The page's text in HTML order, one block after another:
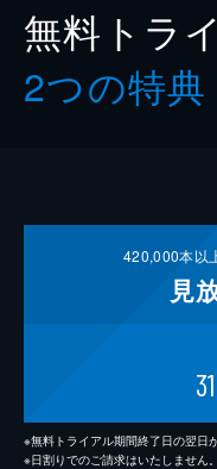
無料トラ
2つの特典
420,000本以
見
31
※無料トライアル期間終了日の翌日
※日割りでのご請求はいたしません。